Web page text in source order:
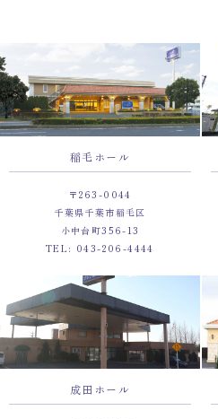
稲毛ホール
〒263-0044
千葉県千葉市稲毛区
小中台町356-13
TEL: 043-206-4444
成田ホール